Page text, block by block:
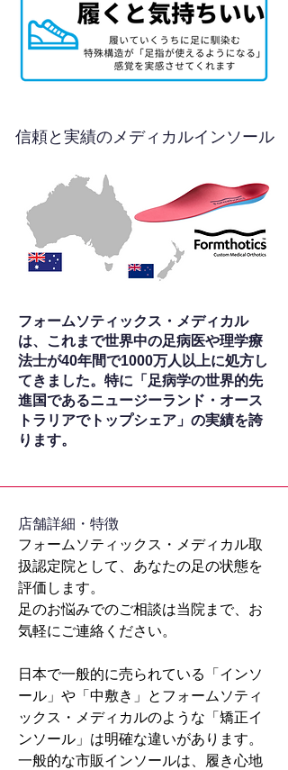
信頼と実績のメディカルインソール
フォームソティックス・メディカル
は、これまで世界中の足病医や理学療
法士が40年間で1000万人以上に処方し
てきました。特に「足病学の世界的先
進国であるニュージーランド・オース
トラリアでトップシェア」の実績を誇
ります。
​店舗詳細・特徴
フォームソティックス・メディカル取
扱認定院として、あなたの足の状態を
評価します。
足のお悩みでのご相談は当院まで、お
気軽にご連絡ください。
日本で一般的に売られている「インソ
ール」や「中敷き」とフォームソティ
ックス・メディカルのような「矯正イ
ンソール」は明確な違いがあります。
一般的な市販インソールは、履き心地